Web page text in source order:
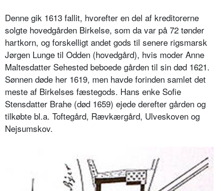
Denne gik 1613 fallit, hvorefter en del af kreditorerne
solgte hovedgården Birkelse, som da var på 72 tønder
hartkorn, og forskelligt andet gods til senere rigsmarsk
Jørgen Lunge til Odden (hovedgård), hvis moder Anne
Maltesdatter Sehested beboede gården til sin død 1621.
Sønnen døde her 1619, men havde forinden samlet det
meste af Birkelses fæstegods. Hans enke Sofie
Stensdatter Brahe (død 1659) ejede derefter gården og
tilkøbte bl.a. Toftegård, Rævkærgård, Ulveskoven og
Nejsumskov.